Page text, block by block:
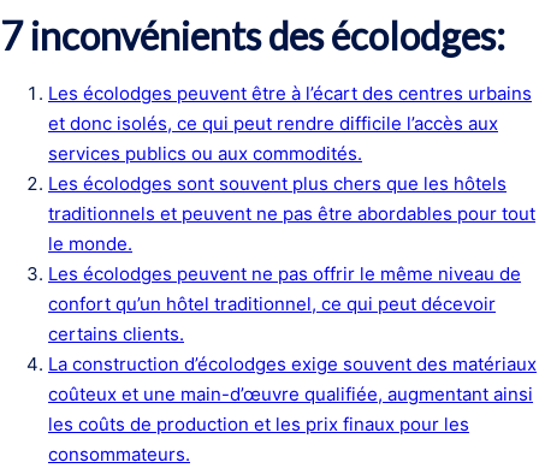
7 inconvénients des écolodges:
Les écolodges peuvent être à l’écart des centres urbains
et donc isolés, ce qui peut rendre difficile l’accès aux
services publics ou aux commodités.
Les écolodges sont souvent plus chers que les hôtels
traditionnels et peuvent ne pas être abordables pour tout
le monde.
Les écolodges peuvent ne pas offrir le même niveau de
confort qu’un hôtel traditionnel, ce qui peut décevoir
certains clients.
La construction d’écolodges exige souvent des matériaux
coûteux et une main-d’œuvre qualifiée, augmentant ainsi
les coûts de production et les prix finaux pour les
consommateurs.